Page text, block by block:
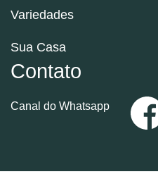
Variedades
Sua Casa
Contato
Canal do Whatsapp